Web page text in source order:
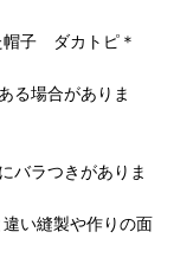
帽子 ダカトピ＊
る場合がありま
バラつきがありま
い縫製や作りの面